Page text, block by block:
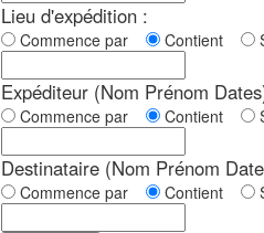
Lieu d'expédition :
Commence par Contient
Expéditeur (Nom Prénom
Commence par Contient
Destinataire (Nom Prénom
Commence par Contient